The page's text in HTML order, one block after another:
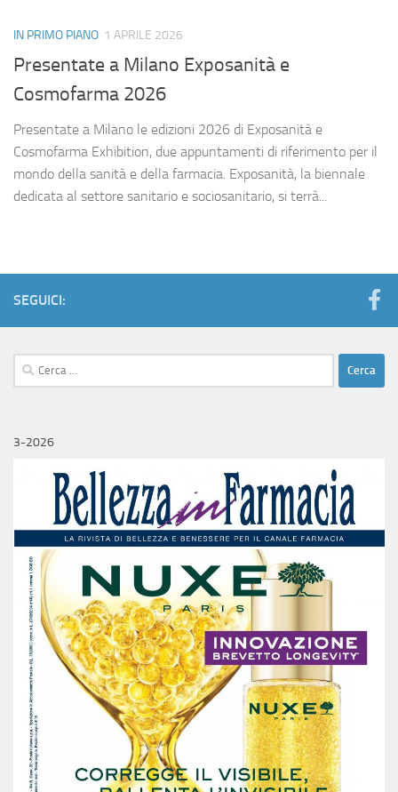
IN PRIMO PIANO 1 APRILE 2026
Presentate a Milano Exposanità e
Cosmofarma 2026
Presentate a Milano le edizioni 2026 di Exposanità e
Cosmofarma Exhibition, due appuntamenti di riferimento per il
mondo della sanità e della farmacia. Exposanità, la biennale
dedicata al settore sanitario e sociosanitario, si terrà...
SEGUICI:
Ricerca
per:
3-2026